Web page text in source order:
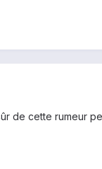
de cette rumeur